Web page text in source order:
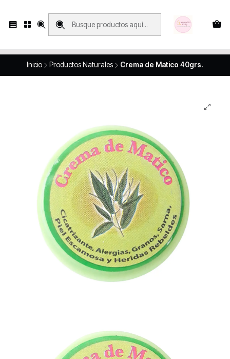
Inicio Productos Naturales Crema de Matico 40grs.